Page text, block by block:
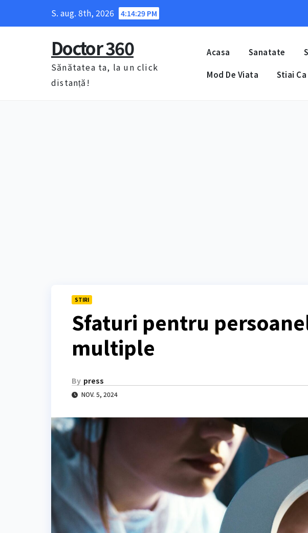
S. aug. 8th, 2026 4:14:30 PM
Doctor 360
Sănătatea ta, la un click
distanță!
Acasa Sanatate
Mod De Viata Stiai Ca
STIRI
Sfaturi pentru
multiple
By press
NOV. 5, 2024